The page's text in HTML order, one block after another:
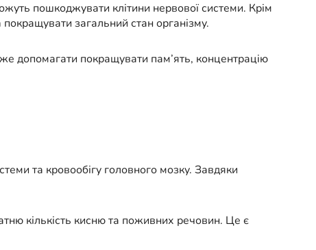
пошкоджувати клітини нервової системи. Крім
загальний стан організму.
допомагати покращувати пам’ять, концентрацію
та кровообігу головного мозку. Завдяки
кількість кисню та поживних речовин. Це є